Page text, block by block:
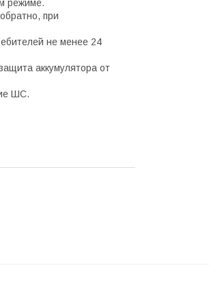
режиме.
при
не менее 24
аккумулятора от
ШС.